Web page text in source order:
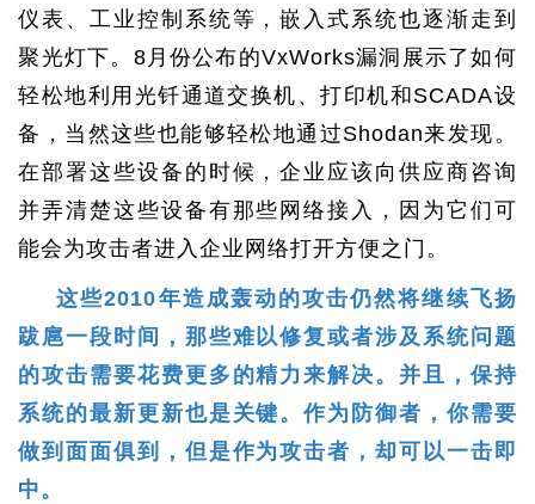
仪表、工业控制系统等，嵌入式系统也逐渐走到
聚光灯下。8月份公布的VxWorks漏洞展示了如何
轻松地利用光钎通道交换机、打印机和SCADA设
备，当然这些也能够轻松地通过Shodan来发现。
在部署这些设备的时候，企业应该向供应商咨询
并弄清楚这些设备有那些网络接入，因为它们可
能会为攻击者进入企业网络打开方便之门。
这些2010年造成轰动的攻击仍然将继续飞扬
跋扈一段时间，那些难以修复或者涉及系统问题
的攻击需要花费更多的精力来解决。并且，保持
系统的最新更新也是关键。作为防御者，你需要
做到面面俱到，但是作为攻击者，却可以一击即
中。